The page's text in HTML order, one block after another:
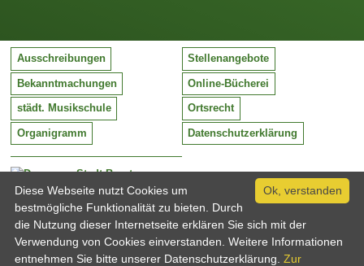
Stadt Barntrup
Mittelstraße 38
32683 Barntrup
Tel:
Email:
05263 / 409-0
info@barntrup.de
Ausschreibungen Stellenangebote
Bekanntmachungen Online-Bücherei
städt. Musikschule Ortsrecht
Organigramm Datenschutzerklärung
Ok, verstanden
Diese Webseite nutzt Cookies um
bestmögliche Funktionalität zu bieten. Durch
die Nutzung dieser Internetseite erklären Sie sich mit der
Verwendung von Cookies einverstanden. Weitere Informationen
entnehmen Sie bitte unserer Datenschutzerklärung. Zur